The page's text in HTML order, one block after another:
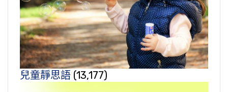
兒童靜思語 (13,177)